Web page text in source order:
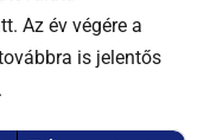
Az év végére a
is jelentős